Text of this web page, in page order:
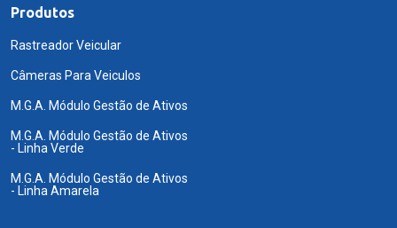
Produtos
Rastreador Veicular
Câmeras Para Veiculos
M.G.A. Módulo Gestão de Ativos
M.G.A. Módulo Gestão de Ativos
- Linha Verde
M.G.A. Módulo Gestão de Ativos
- Linha Amarela